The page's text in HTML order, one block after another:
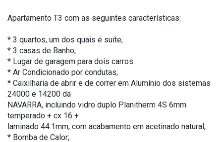
Apartamento T3 com as seguintes características:
* 3 quartos, um dos quais é suíte;
* 3 casas de Banho;
* Lugar de garagem para dois carros:
* Ar Condicionado por condutas;
* Caixilharia de abrir e de correr em Alumínio dos sistemas
24000 e 14200 da
NAVARRA, incluindo vidro duplo Planitherm 4S 6mm
temperado + cx 16 +
laminado 44.1mm, com acabamento em acetinado natural;
* Bomba de Calor;